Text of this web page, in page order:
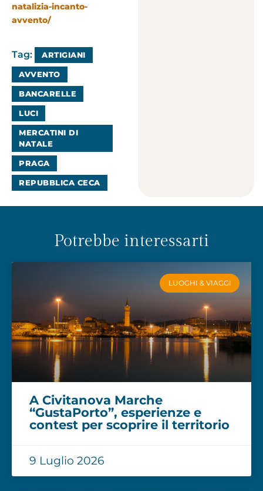
natalizia-incanto-
avvento/
Tag: ARTIGIANI
AVVENTO
BANCARELLE
LUCI
MERCATINI DI
NATALE
PRAGA
REPUBBLICA CECA
Potrebbe interessarti
LUOGHI & VIAGGI
A Civitanova Marche
“GustaPorto”, esperienze e
contest per scoprire il territorio
9 Luglio 2026